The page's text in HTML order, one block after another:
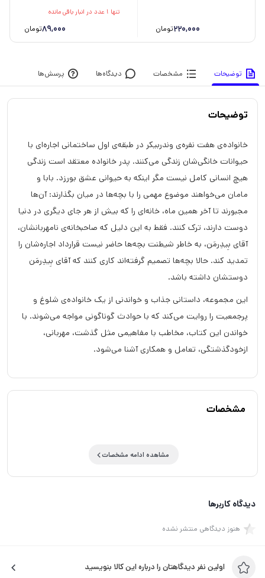
220,000تومان
تنها 1 عدد در انبار باقی مانده
89,000تومان
توضیحات مشخصات دیدگاه‌ها پرسش‌ها
توضیحات
خانواده‌ی هفت نفره‌ی وندربیکر در طبقه‌ی اول ساختمانی اجاره‌ای با
حیوانات خانگی‌شان زندگی می‌کنند. پدر خانواده معتقد است زندگی
هیچ انسانی کامل نیست مگر اینکه به حیوانی عشق بورزد. بابا و
مامان می‌خواهند موضوع مهمی را با بچه‌ها در میان بگذارند: آن‌ها
مجبورند تا آخر همین ماه، خانه‌ای را که بیش از هر جای دیگری در دنیا
دوست دارند، ترک کنند. فقط به این دلیل که صاحبخانه‌ی نامهربانشان،
آقای بِیدِرمَن، به خاطر شیطنت بچه‌ها حاضر نیست قرارداد اجاره‌شان را
تمدید کند. حالا بچه‌ها تصمیم گرفته‌اند کاری کنند که آقای بِیدِرمَن
دوستشان داشته باشد.
این مجموعه، داستانی جذاب و خواندنی از یک خانواده‌ی شلوغ و
پرجمعیت را روایت می‌کند که با حوادث گوناگونی مواجه می‌شوند. با
خواندن این کتاب، مخاطب با مفاهیمی مثل گذشت، مهربانی،
ازخودگذشتگی، تعامل و همکاری آشنا می‌شود.
مشخصات
مشاهده ادامه مشخصات
دیدگاه کاربرها
هنوز دیدگاهی منتشر نشده
اولین نفر دیدگاهتان را درباره این کالا بنویسید